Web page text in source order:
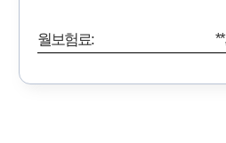
월보험료: